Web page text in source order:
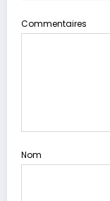
Commentaires
Nom